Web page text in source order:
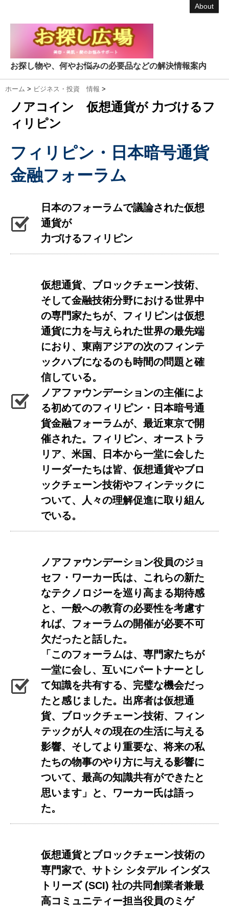
About
お探し物や、何やお悩みの必要品などの解決情報案内
ホーム > ビジネス・投資 情報 >
ノアコイン 仮想通貨が 力づけるフ
ィリピン
フィリピン・日本暗号通貨
金融フォーラム
日本のフォーラムで議論された仮想
通貨が
力づけるフィリピン
仮想通貨、ブロックチェーン技術、
そして金融技術分野における世界中
の専門家たちが、フィリピンは仮想
通貨に力を与えられた世界の最先端
におり、東南アジアの次のフィンテ
ックハブになるのも時間の問題と確
信している。
ノアファウンデーションの主催によ
る初めてのフィリピン・日本暗号通
貨金融フォーラムが、最近東京で開
催された。フィリピン、オーストラ
リア、米国、日本から一堂に会した
リーダーたちは皆、仮想通貨やブロ
ックチェーン技術やフィンテックに
ついて、人々の理解促進に取り組ん
でいる。
ノアファウンデーション役員のジョ
セフ・ワーカー氏は、これらの新た
なテクノロジーを巡り高まる期待感
と、一般への教育の必要性を考慮す
れば、フォーラムの開催が必要不可
欠だったと話した。
「このフォーラムは、専門家たちが
一堂に会し、互いにパートナーとし
て知識を共有する、完璧な機会だっ
たと感じました。出席者は仮想通
貨、ブロックチェーン技術、フィン
テックが人々の現在の生活に与える
影響、そしてより重要な、将来の私
たちの物事のやり方に与える影響に
ついて、最高の知識共有ができたと
思います」と、ワーカー氏は語っ
た。
仮想通貨とブロックチェーン技術の
専門家で、サトシ シタデル インダス
トリーズ (SCI) 社の共同創業者兼最
高コミュニティー担当役員のミゲ